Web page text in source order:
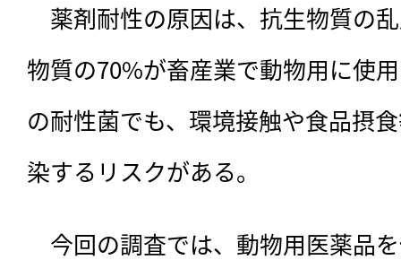
薬剤耐性の原因は、抗生物質の
物質の70%が畜産業で動物用に使
の耐性菌でも、環境接触や食品摂
染するリスクがある。
今回の調査では、動物用医薬品